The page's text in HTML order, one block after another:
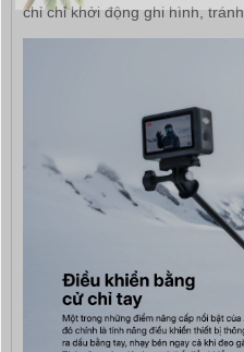
chỉ chỉ khởi động ghi hình,